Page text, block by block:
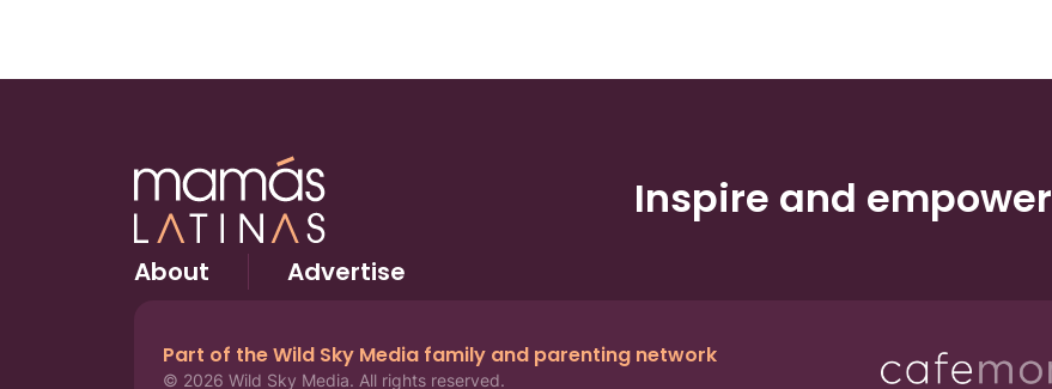
Inspire and empower
About Advertise
Part of the Wild Sky Media family and parenting network
© 2026 Wild Sky Media. All rights reserved.